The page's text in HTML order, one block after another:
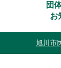
団
お
旭川市